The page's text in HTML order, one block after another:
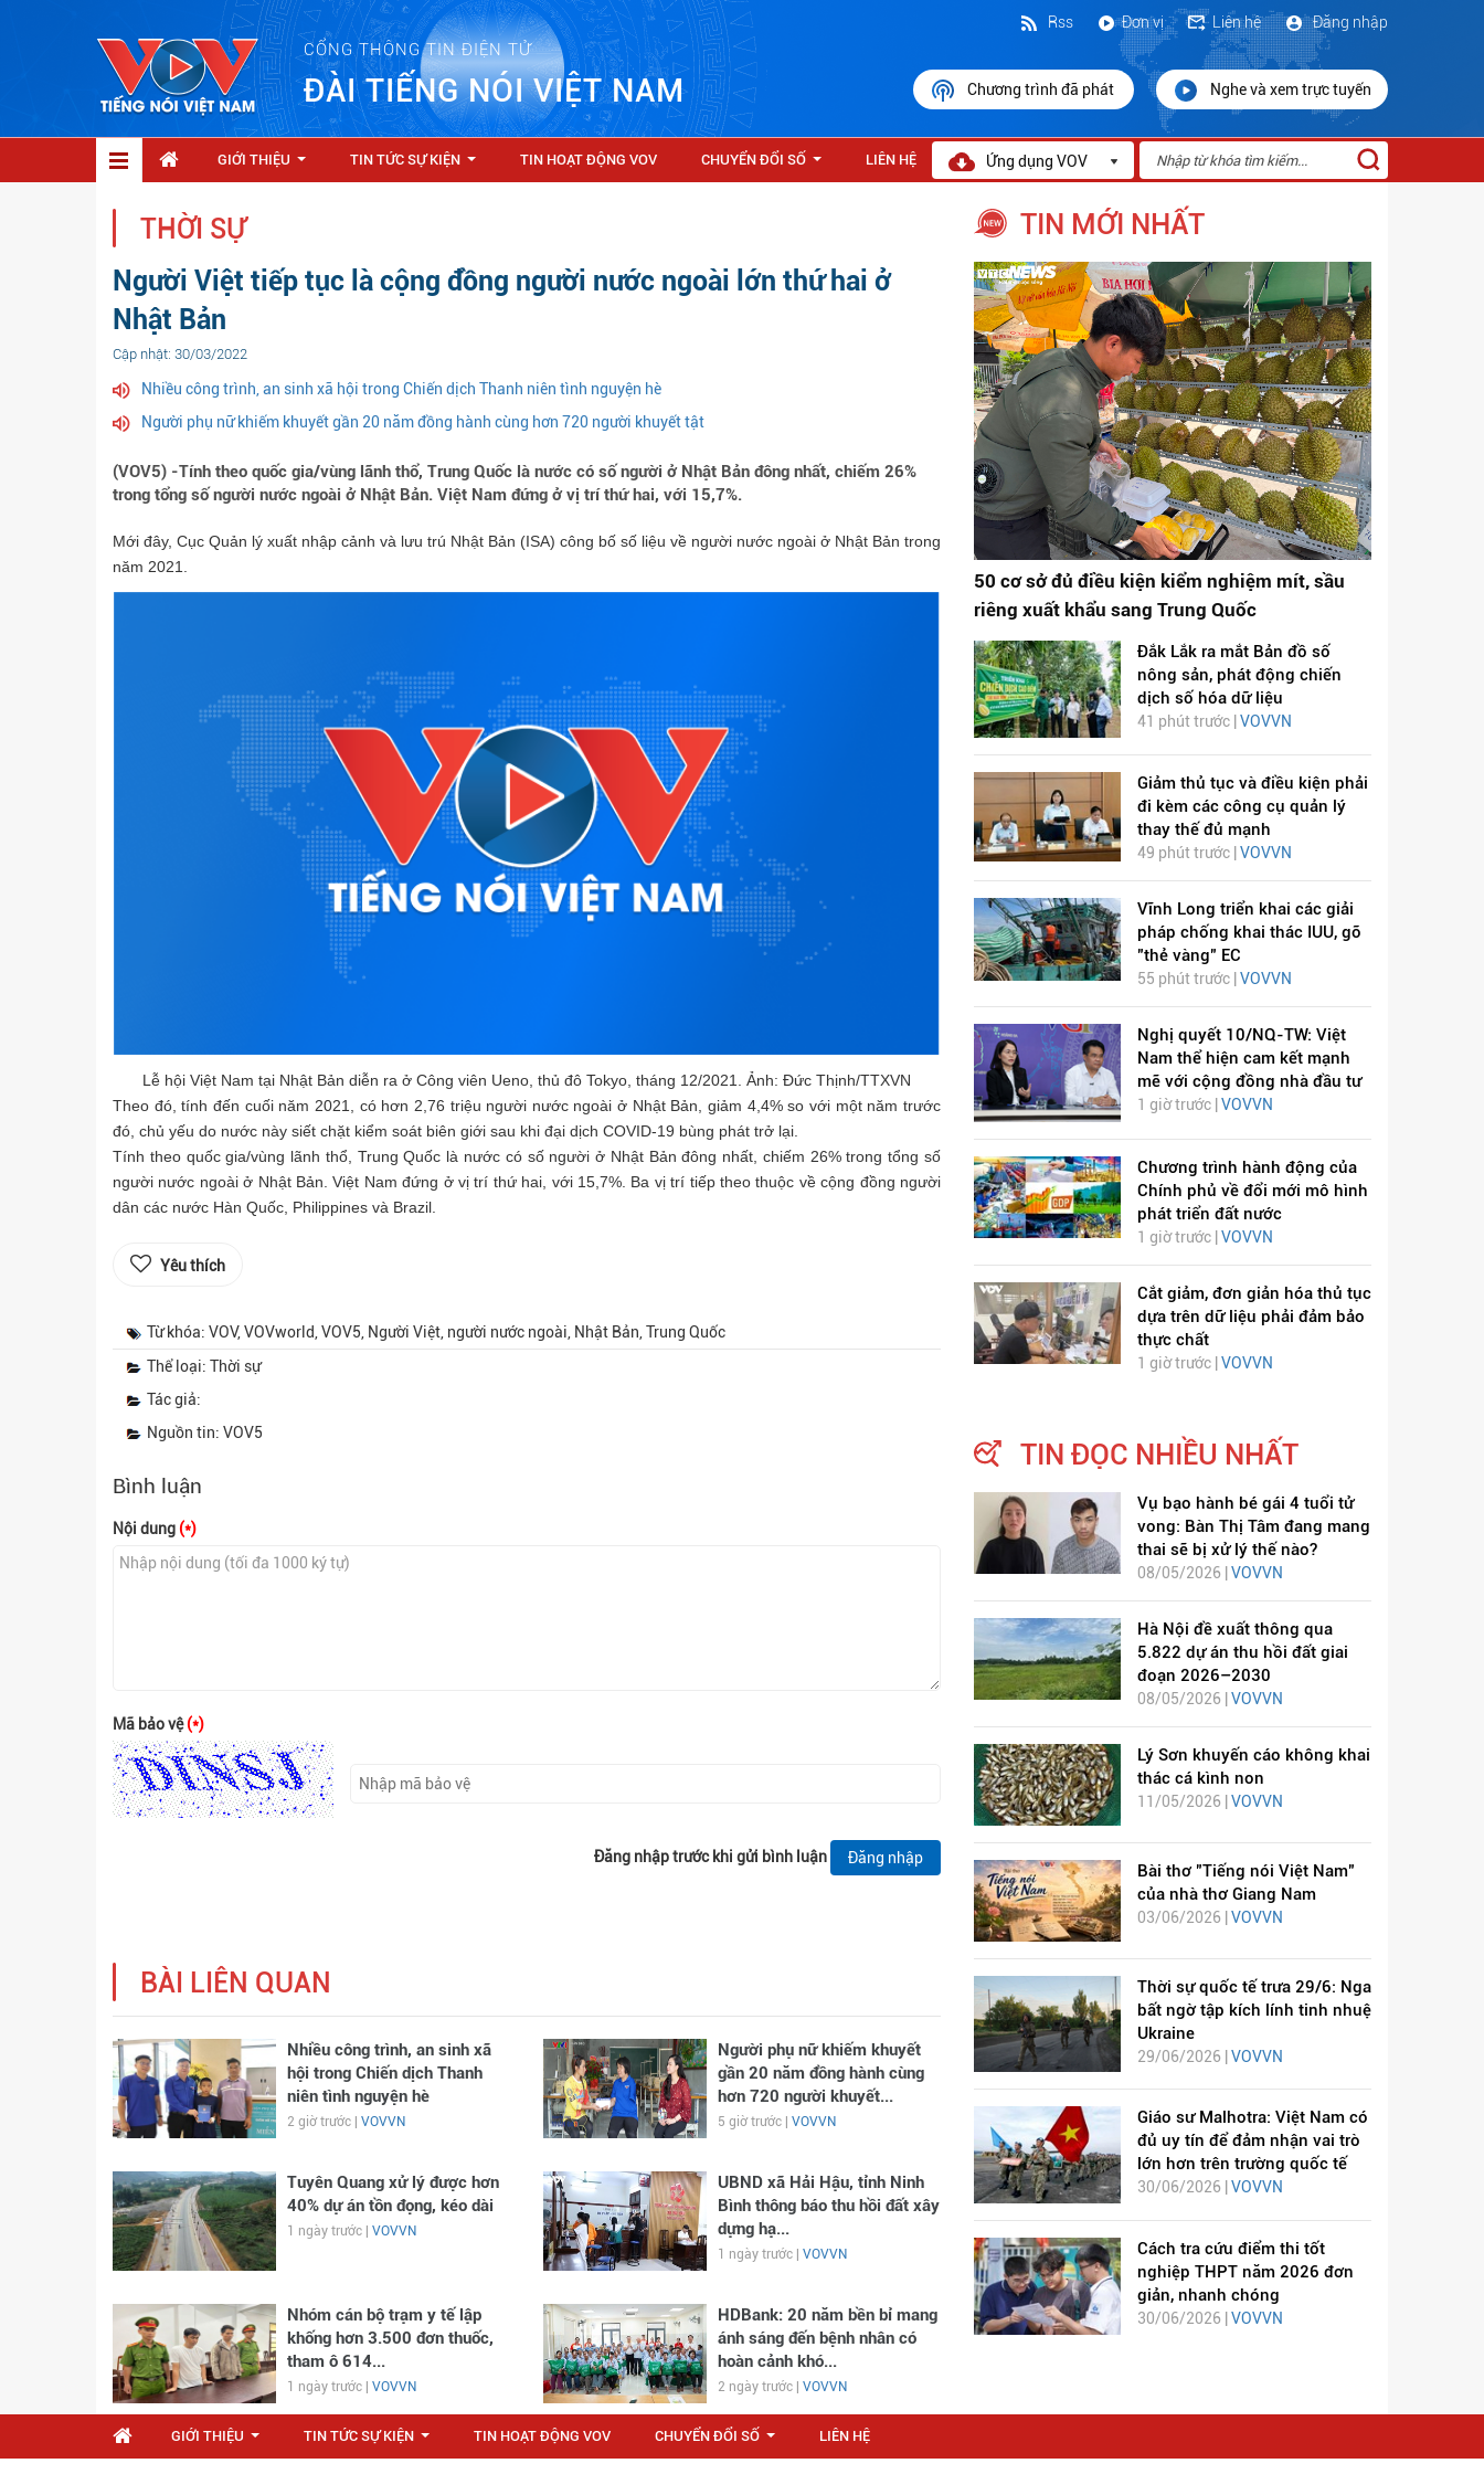
CỔNG THÔNG TIN ĐIỆN TỬ
ĐÀI TIẾNG NÓI VIỆT NAM
Đăng nhập
Liên hệ
Đơn vị
Rss
Chương trình đã phát Nghe và xem trực tuyến
GIỚI THIỆU TIN TỨC SỰ KIỆN TIN HOẠT ĐỘNG VOV CHUYỂN ĐỔI SỐ LIÊN HỆ Ứng dụng VOV
THỜI SỰ
Người Việt tiếp tục là cộng đồng người nước ngoài lớn thứ hai ở
Nhật Bản
Cập nhật: 30/03/2022
Nhiều công trình, an sinh xã hội trong Chiến dịch Thanh niên tình nguyện hè
Người phụ nữ khiếm khuyết gần 20 năm đồng hành cùng hơn 720 người khuyết tật
(VOV5) -Tính theo quốc gia/vùng lãnh thổ, Trung Quốc là nước có số người ở Nhật Bản đông nhất, chiếm 26%
trong tổng số người nước ngoài ở Nhật Bản. Việt Nam đứng ở vị trí thứ hai, với 15,7%.
Mới đây, Cục Quản lý xuất nhập cảnh và lưu trú Nhật Bản (ISA) công bố số liệu về người nước ngoài ở Nhật Bản trong
năm 2021.
Lễ hội Việt Nam tại Nhật Bản diễn ra ở Công viên Ueno, thủ đô Tokyo, tháng 12/2021. Ảnh: Đức Thịnh/TTXVN
Theo đó, tính đến cuối năm 2021, có hơn 2,76 triệu người nước ngoài ở Nhật Bản, giảm 4,4% so với một năm trước
đó, chủ yếu do nước này siết chặt kiểm soát biên giới sau khi đại dịch COVID-19 bùng phát trở lại.
Tính theo quốc gia/vùng lãnh thổ, Trung Quốc là nước có số người ở Nhật Bản đông nhất, chiếm 26% trong tổng số
người nước ngoài ở Nhật Bản. Việt Nam đứng ở vị trí thứ hai, với 15,7%. Ba vị trí tiếp theo thuộc về cộng đồng người
dân các nước Hàn Quốc, Philippines và Brazil.
Yêu thích
Từ khóa: VOV, VOVworld, VOV5, Người Việt, người nước ngoài, Nhật Bản, Trung Quốc
Thể loại: Thời sự
Tác giả:
Nguồn tin: VOV5
Bình luận
Nội dung (*)
Mã bảo vệ(*)
Đăng nhập trước khi gửi bình luận Đăng nhập
BÀI LIÊN QUAN
Nhiều công trình, an sinh xã
hội trong Chiến dịch Thanh
niên tình nguyện hè
2 giờ trước | VOVVN
Người phụ nữ khiếm khuyết
gần 20 năm đồng hành cùng
hơn 720 người khuyết...
5 giờ trước | VOVVN
Tuyên Quang xử lý được hơn
40% dự án tồn đọng, kéo dài
1 ngày trước | VOVVN
UBND xã Hải Hậu, tỉnh Ninh
Bình thông báo thu hồi đất xây
dựng hạ...
1 ngày trước | VOVVN
Nhóm cán bộ trạm y tế lập
khống hơn 3.500 đơn thuốc,
tham ô 614...
1 ngày trước | VOVVN
HDBank: 20 năm bền bỉ mang
ánh sáng đến bệnh nhân có
hoàn cảnh khó...
2 ngày trước | VOVVN
TIN MỚI NHẤT
50 cơ sở đủ điều kiện kiểm nghiệm mít, sầu
riêng xuất khẩu sang Trung Quốc
Đắk Lắk ra mắt Bản đồ số
nông sản, phát động chiến
dịch số hóa dữ liệu
41 phút trước | VOVVN
Giảm thủ tục và điều kiện phải
đi kèm các công cụ quản lý
thay thế đủ mạnh
49 phút trước | VOVVN
Vĩnh Long triển khai các giải
pháp chống khai thác IUU, gỡ
"thẻ vàng" EC
55 phút trước | VOVVN
Nghị quyết 10/NQ-TW: Việt
Nam thể hiện cam kết mạnh
mẽ với cộng đồng nhà đầu tư
1 giờ trước | VOVVN
Chương trình hành động của
Chính phủ về đổi mới mô hình
phát triển đất nước
1 giờ trước | VOVVN
Cắt giảm, đơn giản hóa thủ tục
dựa trên dữ liệu phải đảm bảo
thực chất
1 giờ trước | VOVVN
TIN ĐỌC NHIỀU NHẤT
Vụ bạo hành bé gái 4 tuổi tử
vong: Bàn Thị Tâm đang mang
thai sẽ bị xử lý thế nào?
08/05/2026 | VOVVN
Hà Nội đề xuất thông qua
5.822 dự án thu hồi đất giai
đoạn 2026–2030
08/05/2026 | VOVVN
Lý Sơn khuyến cáo không khai
thác cá kình non
11/05/2026 | VOVVN
Bài thơ "Tiếng nói Việt Nam"
của nhà thơ Giang Nam
03/06/2026 | VOVVN
Thời sự quốc tế trưa 29/6: Nga
bất ngờ tập kích lính tinh nhuệ
Ukraine
29/06/2026 | VOVVN
Giáo sư Malhotra: Việt Nam có
đủ uy tín để đảm nhận vai trò
lớn hơn trên trường quốc tế
30/06/2026 |VOVVN
Cách tra cứu điểm thi tốt
nghiệp THPT năm 2026 đơn
giản, nhanh chóng
30/06/2026 | VOVVN
GIỚI THIỆU TIN TỨC SỰ KIỆN TIN HOẠT ĐỘNG VOV CHUYỂN ĐỔI SỐ LIÊN HỆ